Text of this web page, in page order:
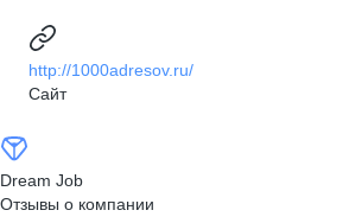
http://1000adresov.ru/
Сайт
Dream Job
Отзывы о компании